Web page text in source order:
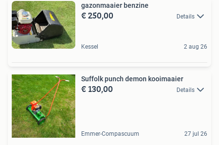
gazonmaaier benzine
€ 250,00 Details
Kessel 2 aug 26
Suffolk punch demon kooimaaier
€ 130,00 Details
Emmer-Compascuum 27 jul 26